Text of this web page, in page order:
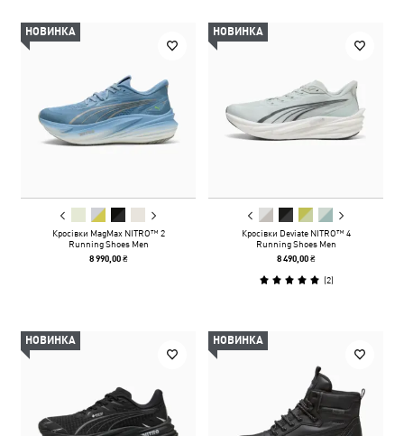
НОВИНКА
Кросівки MagMax NITRO™ 2
Running Shoes Men
8 990,00 ₴
НОВИНКА
Кросівки Deviate NITRO™ 4
Running Shoes Men
8 490,00 ₴
(2)
НОВИНКА НОВИНКА